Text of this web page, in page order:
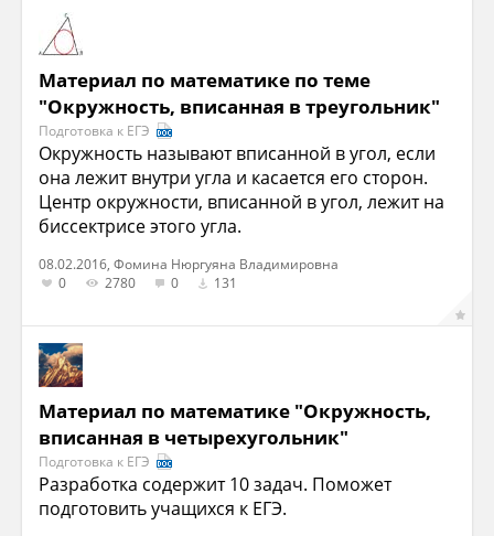
Материал по математике по теме
"Окружность, вписанная в треугольник"
Подготовка к ЕГЭ
Окружность называют вписанной в угол, если
она лежит внутри угла и касается его сторон.
Центр окружности, вписанной в угол, лежит на
биссектрисе этого угла.
08.02.2016, Фомина Нюргуяна Владимировна
0
2780 0 131
Материал по математике "Окружность,
впи­сан­ная в четырехугольник"
Подготовка к ЕГЭ
Разработка содержит 10 задач. Поможет
подготовить учащихся к ЕГЭ.